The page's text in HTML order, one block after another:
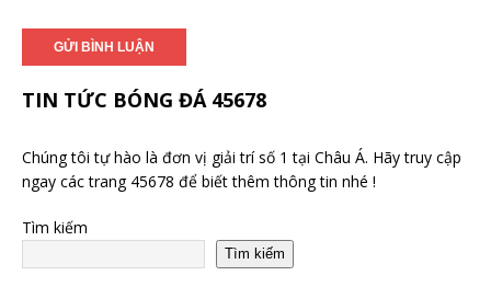
TIN TỨC BÓNG ĐÁ 45678
Chúng tôi tự hào là đơn vị giải trí số 1 tại Châu Á. Hãy truy cập
ngay các trang 45678 để biết thêm thông tin nhé !
Tìm kiếm
Tìm kiếm